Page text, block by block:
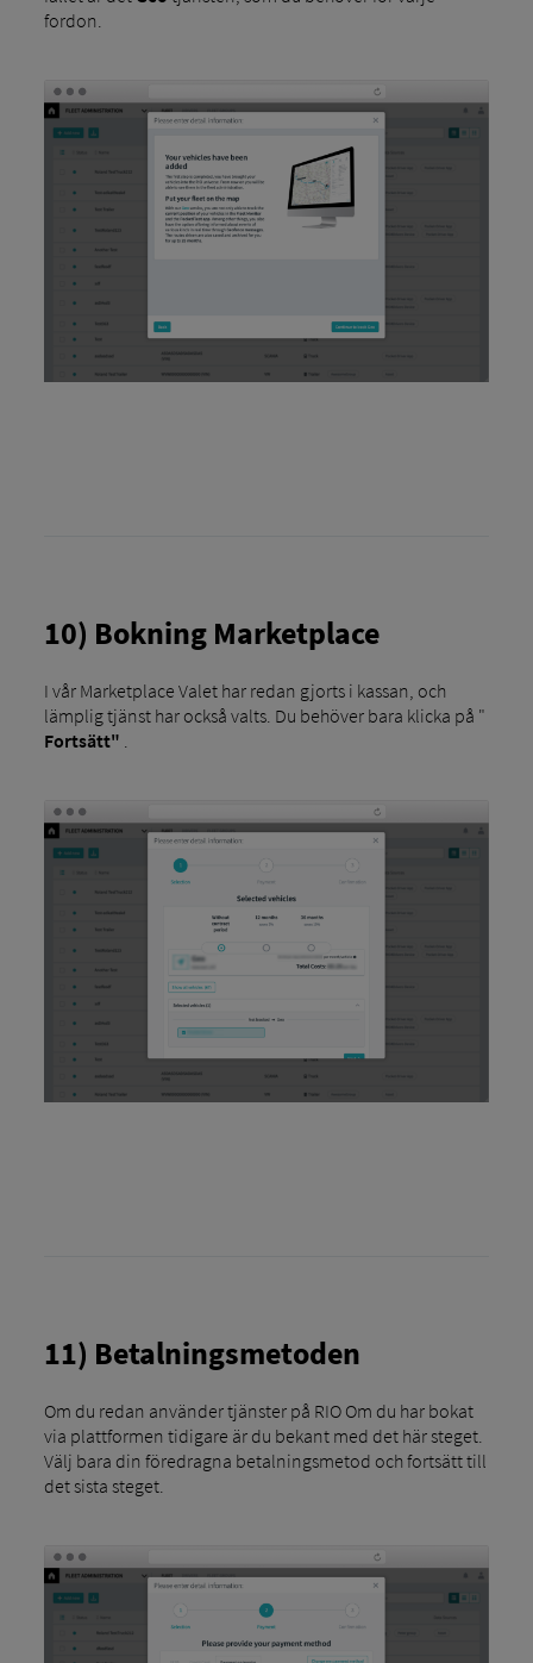
fordon.
10) Bokning Marketplace
I vår Marketplace Valet har redan gjorts i kassan, och
lämplig tjänst har också valts. Du behöver bara klicka på "
Fortsätt"
11) Betalningsmetoden
Om du redan använder tjänster på RIO Om du har bokat
via plattformen tidigare är du bekant med det här steget.
Välj bara din föredragna betalningsmetod och fortsätt till
det sista steget.